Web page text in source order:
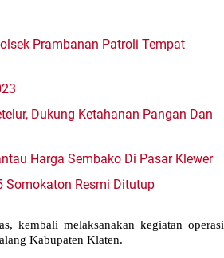
Prambanan Patroli Tempat
Dukung Ketahanan Pangan Dan
Harga Sembako Di Pasar Klewer
Somokaton Resmi Ditutup
kembali melaksanakan kegiatan operasi
Kabupaten Klaten.